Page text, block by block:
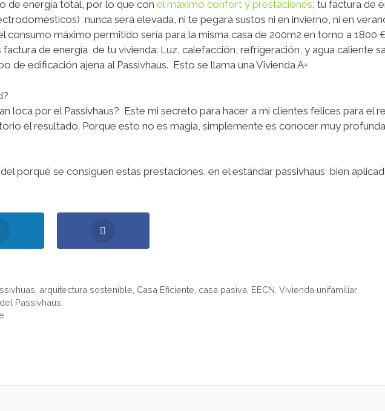
de energía total, por lo que con el máximo confort y prestaciones, tu factura de
nunca será elevada, ni te pegará sustos ni en invierno, ni en
consumo máximo permitido sería para la misma casa de 200m2 en torno a 1800
de energía de tu vivienda: Luz, calefacción, refrigeración, y agua caliente
de edificación ajena al Passivhaus. Esto se llama una Vivienda A+
loca por el Passivhaus? Este mi secreto para hacer a mi clientes felices para el
el resultado. Porque esto no es magia, simplemente es conocer muy
porqué se consiguen estas prestaciones, en el estándar passivhaus bien
arquitectura sostenible Casa Eficiente casa pasiva EECN Vivienda unifamiliar
Passivhaus.